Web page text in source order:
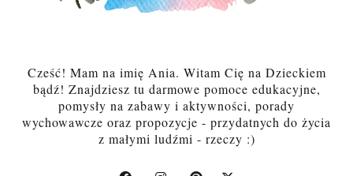
Cześć! Mam na imię Ania. Witam Cię na Dzieckiem
bądź! Znajdziesz tu darmowe pomoce edukacyjne,
pomysły na zabawy i aktywności, porady
wychowawcze oraz propozycje - przydatnych do życia
z małymi ludźmi - rzeczy :)